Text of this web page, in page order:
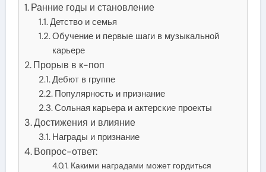
Ранние годы и становление
Детство и семья
Обучение и первые шаги в музыкальной
карьере
Прорыв в к-поп
Дебют в группе
Популярность и признание
Сольная карьера и актерские проекты
Достижения и влияние
Награды и признание
Вопрос-ответ:
Какими наградами может гордиться